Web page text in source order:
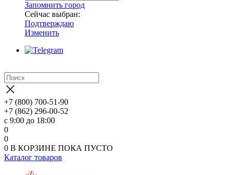
Запомнить город
Сейчас выбран:
Подтверждаю
Изменить
+7 (800) 700-51-90
+7 (862) 296-00-52
с 9:00 до 18:00
0
0
0 В КОРЗИНЕ ПОКА ПУСТО
Каталог товаров